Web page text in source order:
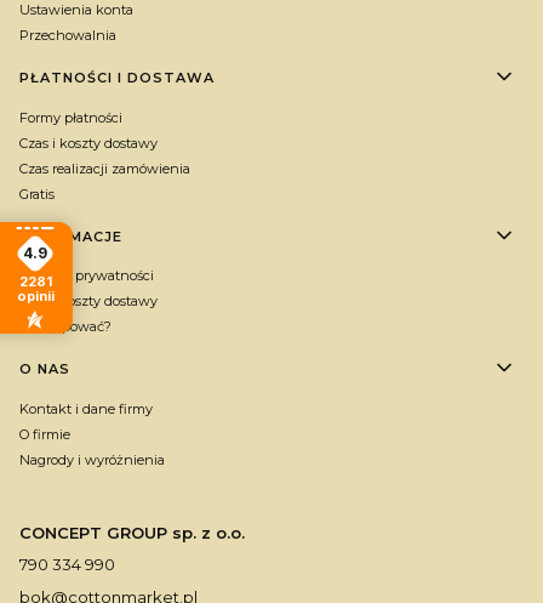
Ustawienia konta
Przechowalnia
PŁATNOŚCI I DOSTAWA
Formy płatności
Czas i koszty dostawy
Czas realizacji zamówienia
Gratis
INFORMACJE
Polityka prywatności
Czas i koszty dostawy
Jak kupować?
O NAS
Kontakt i dane firmy
O firmie
Nagrody i wyróżnienia
CONCEPT GROUP sp. z o.o.
790 334 990
bok@cottonmarket.pl
4.9
2281
opinii